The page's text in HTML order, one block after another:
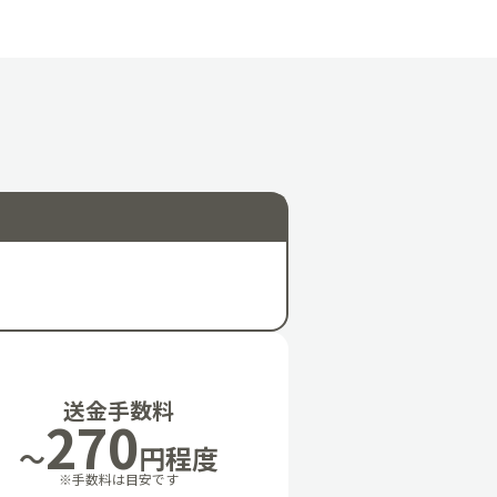
送金手数料
～270円程度
※手数料は目安です